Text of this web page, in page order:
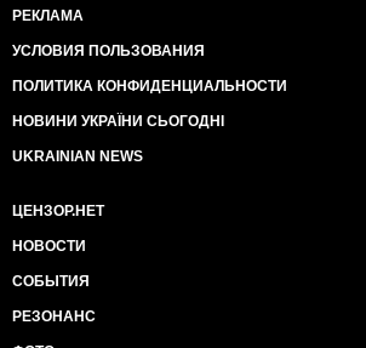
РЕКЛАМА
УСЛОВИЯ ПОЛЬЗОВАНИЯ
ПОЛИТИКА КОНФИДЕНЦИАЛЬНОСТИ
НОВИНИ УКРАЇНИ СЬОГОДНІ
UKRAINIAN NEWS
ЦЕНЗОР.НЕТ
НОВОСТИ
СОБЫТИЯ
РЕЗОНАНС